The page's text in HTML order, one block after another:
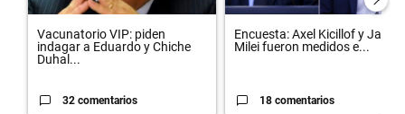
Vacunatorio VIP: piden
indagar a Eduardo y Chiche
Duhal...
32 comentarios
Encuesta: Axel Kicillof y Javier
Milei fueron medidos e...
18 comentarios